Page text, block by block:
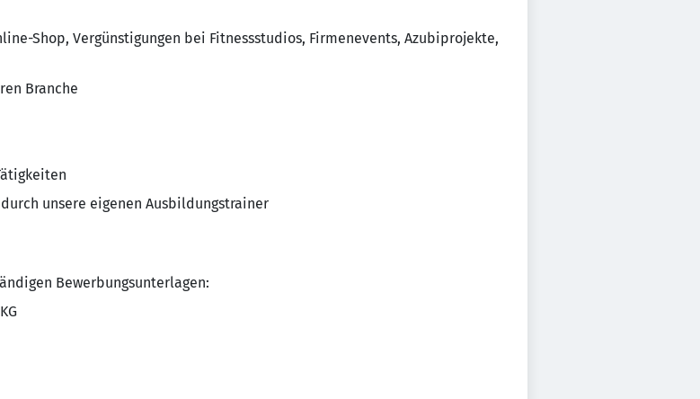
Shop, Vergünstigungen bei Fitnessstudios, Firmenevents, Azubiprojekte,
Branche
unsere eigenen Ausbildungstrainer
Bewerbungsunterlagen: